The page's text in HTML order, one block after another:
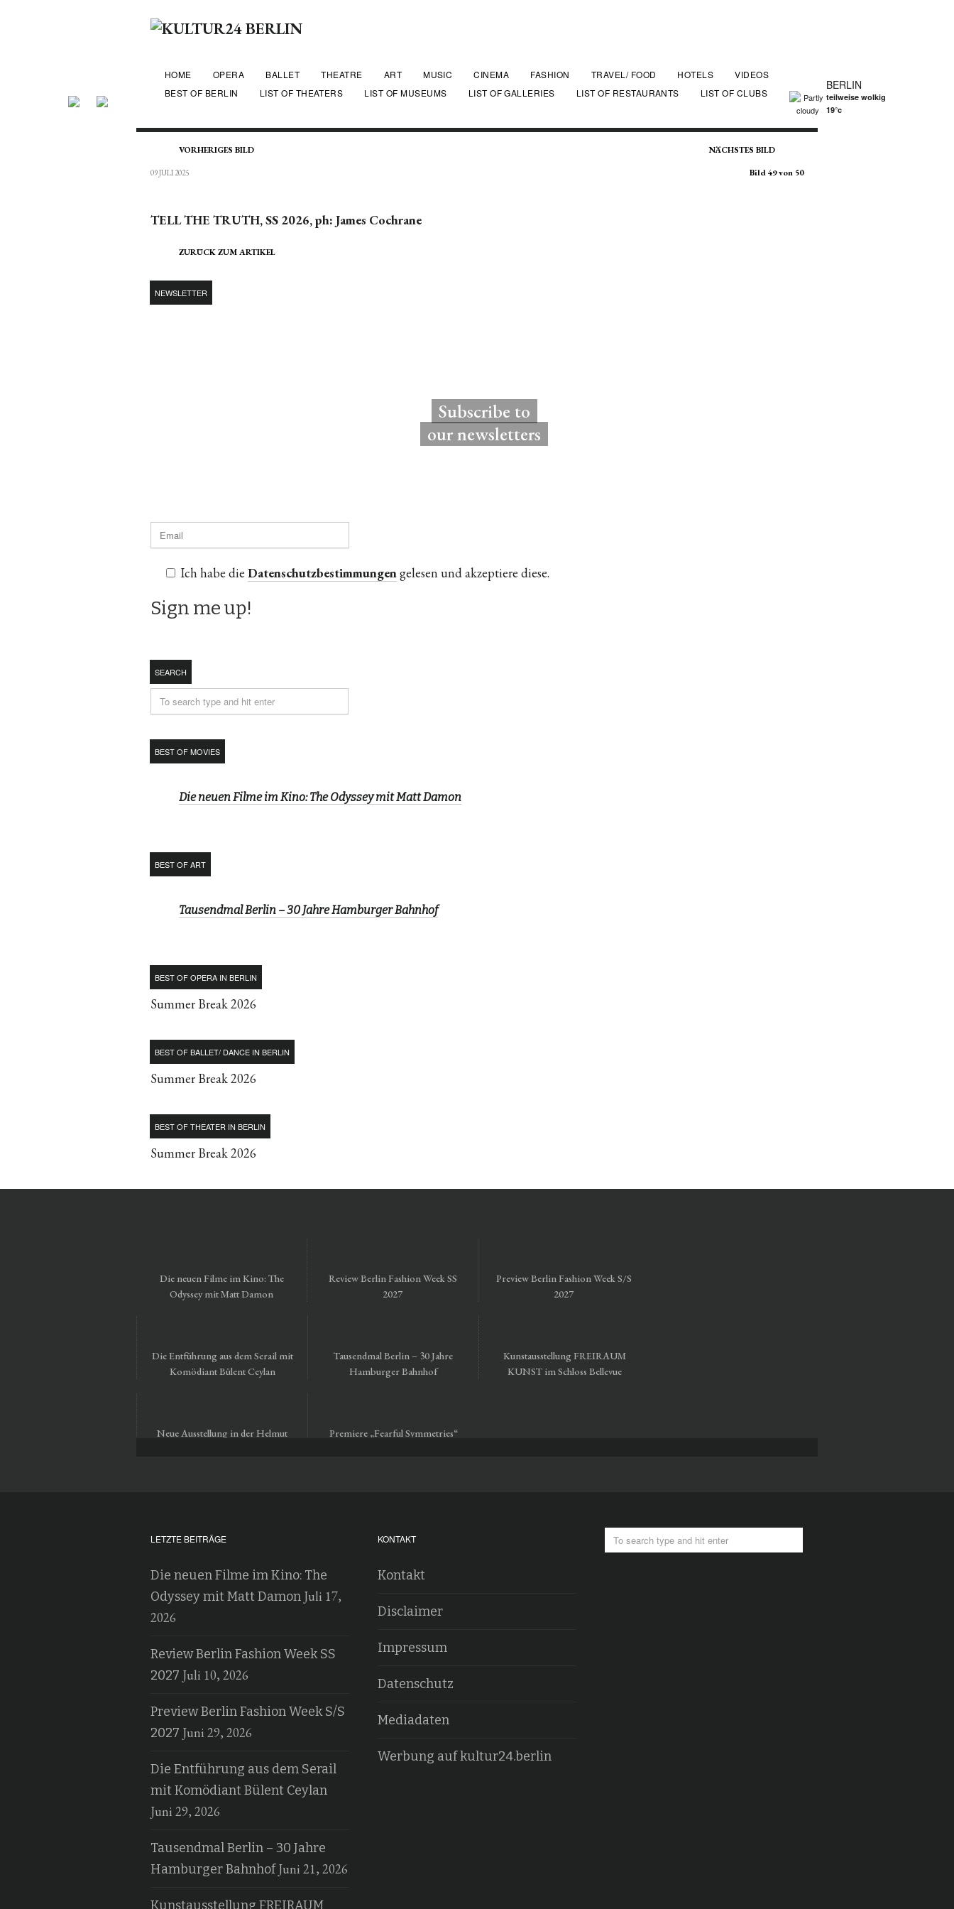
BERLIN
teilweise wolkig
19°c
HOME OPERA BALLET THEATRE ART MUSIC CINEMA FASHION TRAVEL/ FOOD HOTELS
VIDEOS
BEST OF BERLIN
LIST OF THEATERS LIST OF MUSEUMS LIST OF GALLERIES LIST OF RESTAURANTS LIST OF CLUBS
VORHERIGES BILD NÄCHSTES BILD
09 JULI 2025 Bild 49 von 50
TELL THE TRUTH, SS 2026, ph: James Cochrane
ZURÜCK ZUM ARTIKEL
NEWSLETTER
Subscribe to
our newsletters
Ich habe die Datenschutzbestimmungengelesen und akzeptiere diese.
SEARCH
BEST OF MOVIES
Die neuen Filme im Kino: The Odyssey mit Matt Damon
BEST OF ART
Tausendmal Berlin – 30 Jahre Hamburger Bahnhof
BEST OF OPERA IN BERLIN
Summer Break 2026
BEST OF BALLET/ DANCE IN BERLIN
Summer Break 2026
BEST OF THEATER IN BERLIN
Summer Break 2026
Die neuen Filme im Kino: The
Odyssey mit Matt Damon
Review Berlin Fashion Week SS
2027
Preview Berlin Fashion Week S/S
2027
Die Entführung aus dem Serail mit
Komödiant Bülent Ceylan
Tausendmal Berlin – 30 Jahre
Hamburger Bahnhof
Kunstausstellung FREIRAUM
KUNST im Schloss Bellevue
Neue Ausstellung in der Helmut
Premiere „Fearful Symmetries“
LETZTE BEITRÄGE
Die neuen Filme im Kino: The
Odyssey mit Matt Damon Juli 17,
2026
Review Berlin Fashion Week SS
2027 Juli 10, 2026
Preview Berlin Fashion Week S/S
2027 Juni 29, 2026
Die Entführung aus dem Serail
mit Komödiant Bülent Ceylan
Juni 29, 2026
Tausendmal Berlin – 30 Jahre
Hamburger Bahnhof Juni 21, 2026
Kunstausstellung FREIRAUM
KONTAKT
Kontakt
Disclaimer
Impressum
Datenschutz
Mediadaten
Werbung auf kultur24.berlin